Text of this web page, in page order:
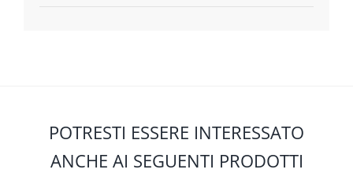
POTRESTI ESSERE INTERESSATO
ANCHE AI SEGUENTI PRODOTTI